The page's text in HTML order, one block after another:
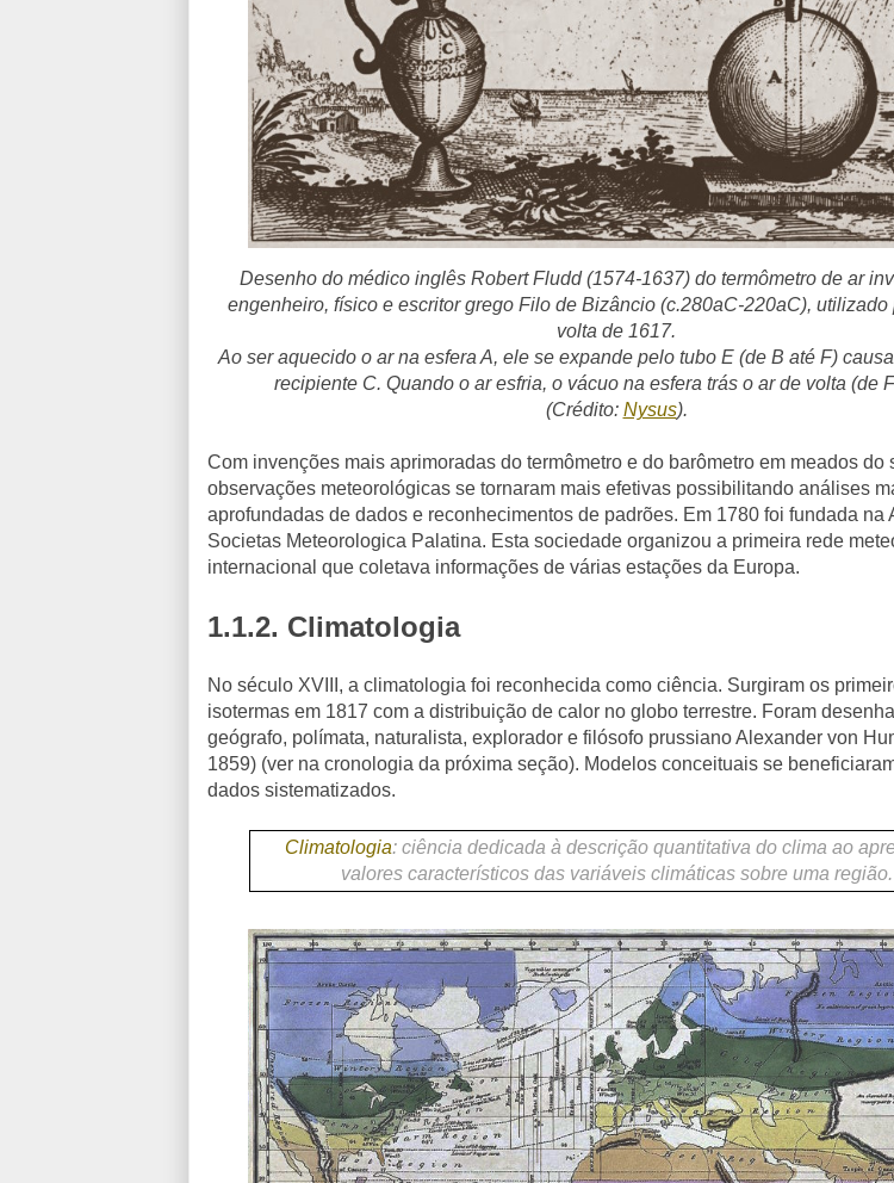
Desenho do médico inglês Robert Fludd (1574-1637) do termômetro de ar
engenheiro, físico e escritor grego Filo de Bizâncio (c.280aC-220aC), utilizado
volta de 1617.
Ao ser aquecido o ar na esfera A, ele se expande pelo tubo E (de B até F)
recipiente C. Quando o ar esfria, o vácuo na esfera trás o ar de volta (de
(Crédito: Nysus).
Com invenções mais aprimoradas do termômetro e do barômetro em meados do
observações meteorológicas se tornaram mais efetivas possibilitando análises
aprofundadas de dados e reconhecimentos de padrões. Em 1780 foi fundada na
Societas Meteorologica Palatina. Esta sociedade organizou a primeira rede
internacional que coletava informações de várias estações da Europa.
1.1.2. Climatologia
No século XVIII, a climatologia foi reconhecida como ciência. Surgiram os
isotermas em 1817 com a distribuição de calor no globo terrestre. Foram
geógrafo, polímata, naturalista, explorador e filósofo prussiano Alexander von
1859) (ver na cronologia da próxima seção). Modelos conceituais se
dados sistematizados.
Climatologia: ciência dedicada à descrição quantitativa do clima ao
valores característicos das variáveis ​​climáticas sobre uma região.